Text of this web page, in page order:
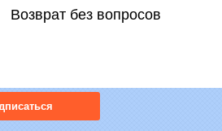
Возврат без вопросов